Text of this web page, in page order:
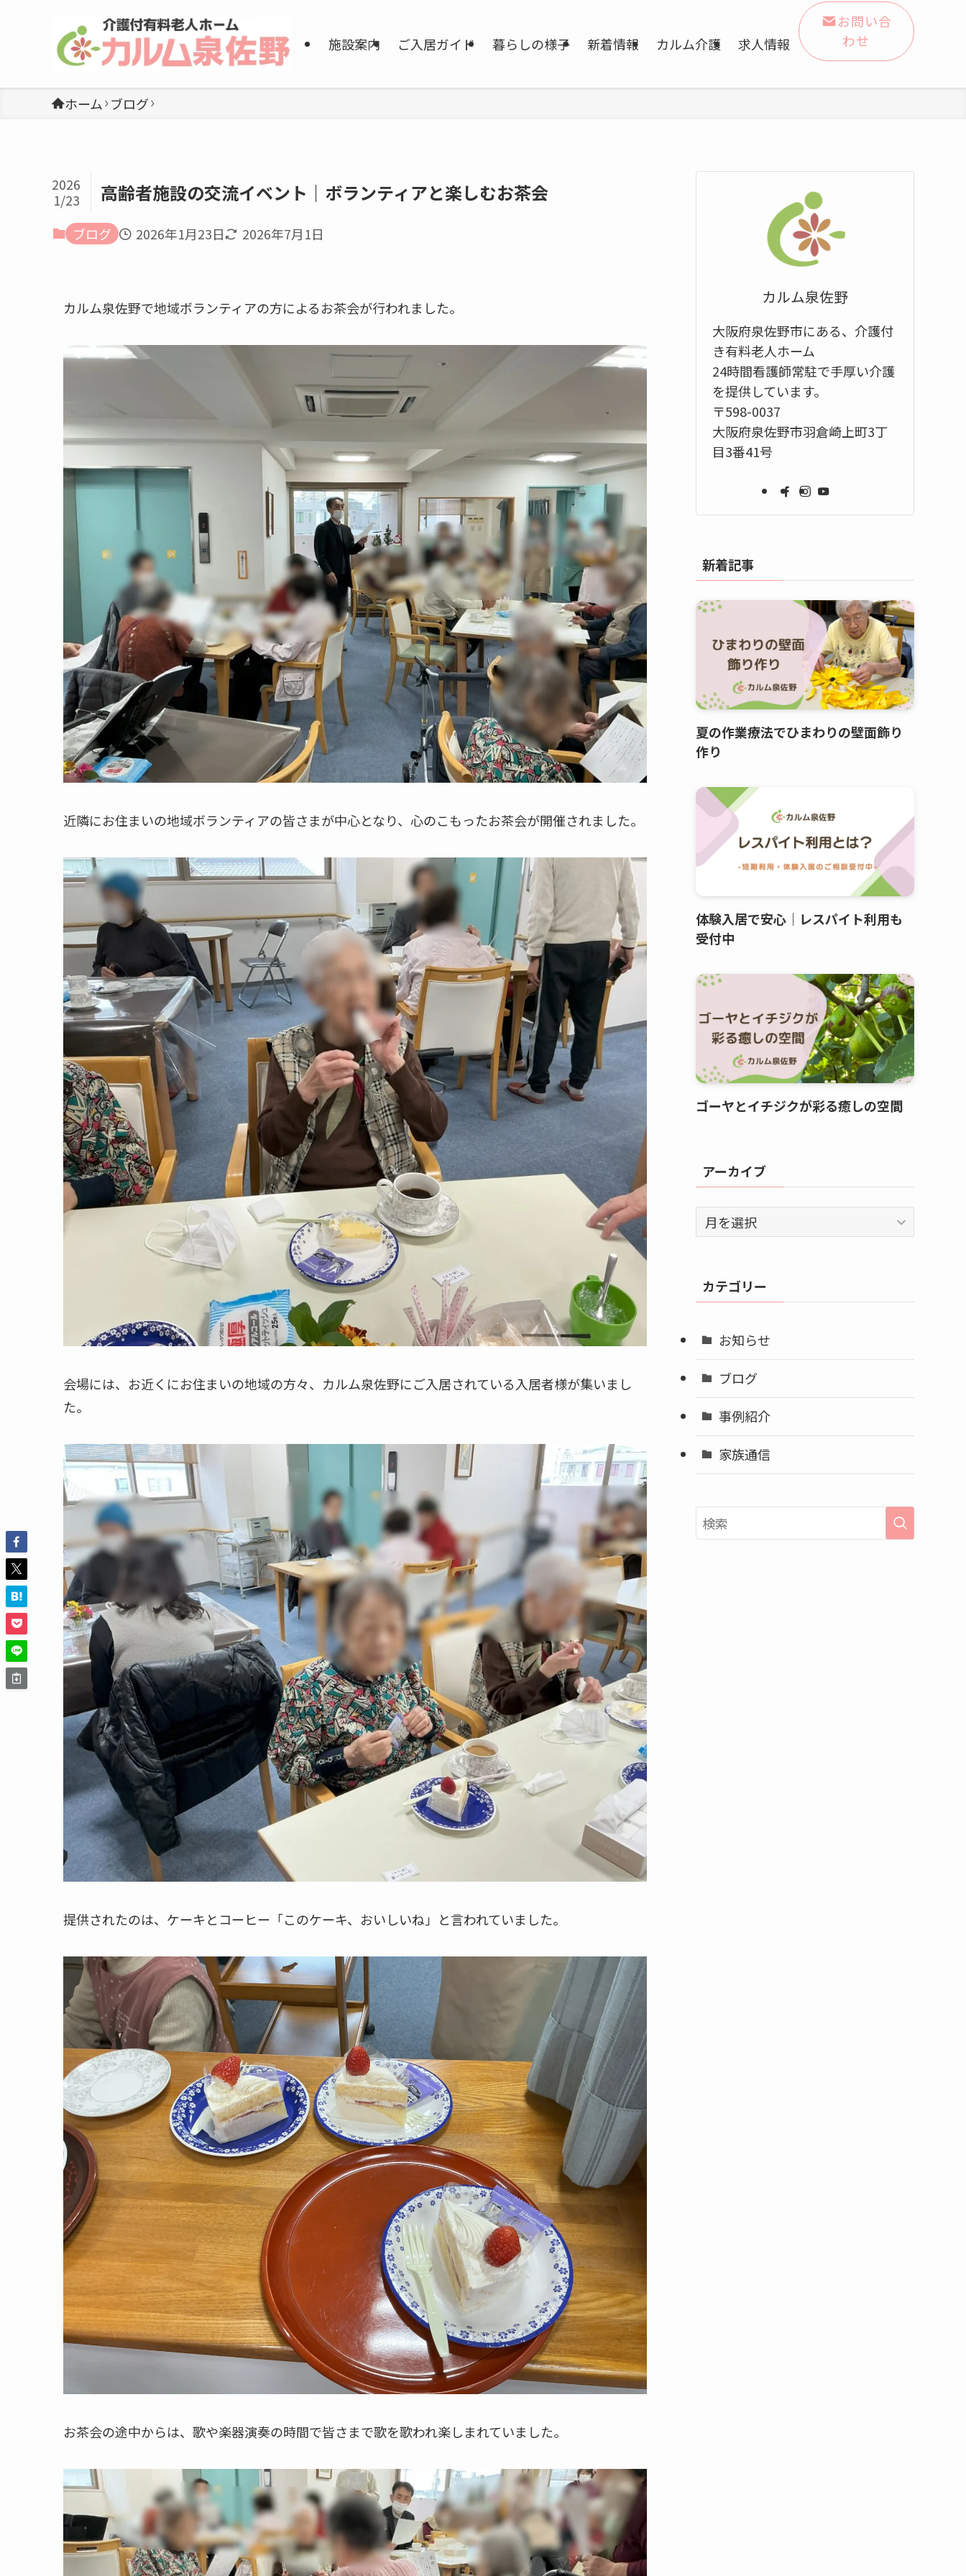
施設案内 ご入居ガイド 暮らしの様子 新着情報 カルム介護 求人情報
お問い合
わせ
ホーム ブログ
高齢者施設の交流イベント｜ボランティアと楽しむお茶会
2026
1/23
ブログ
2026年1月23日 2026年7月1日
カルム泉佐野で地域ボランティアの方によるお茶会が行われました。
近隣にお住まいの地域ボランティアの皆さまが中心となり、心のこもったお茶会が開催されました。
会場には、お近くにお住まいの地域の方々、カルム泉佐野にご入居されている入居者様が集いまし
た。
提供されたのは、ケーキとコーヒー「このケーキ、おいしいね」と言われていました。
お茶会の途中からは、歌や楽器演奏の時間で皆さまで歌を歌われ楽しまれていました。
カルム泉佐野
大阪府泉佐野市にある、介護付
き有料老人ホーム
24時間看護師常駐で手厚い介護
を提供しています。
〒598-0037
大阪府泉佐野市羽倉崎上町3丁
目3番41号
新着記事
夏の作業療法でひまわりの壁面飾り
作り
体験入居で安心｜レスパイト利用も
受付中
ゴーヤとイチジクが彩る癒しの空間
アーカイブ
ア
ー
イ
ブ
カテゴリー
お知らせ
ブログ
事例紹介
家族通信